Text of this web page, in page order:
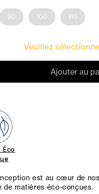
90 100 110
Veuillez
Ajouter au
Éco
est au cœur de
de matières éco-conçues.